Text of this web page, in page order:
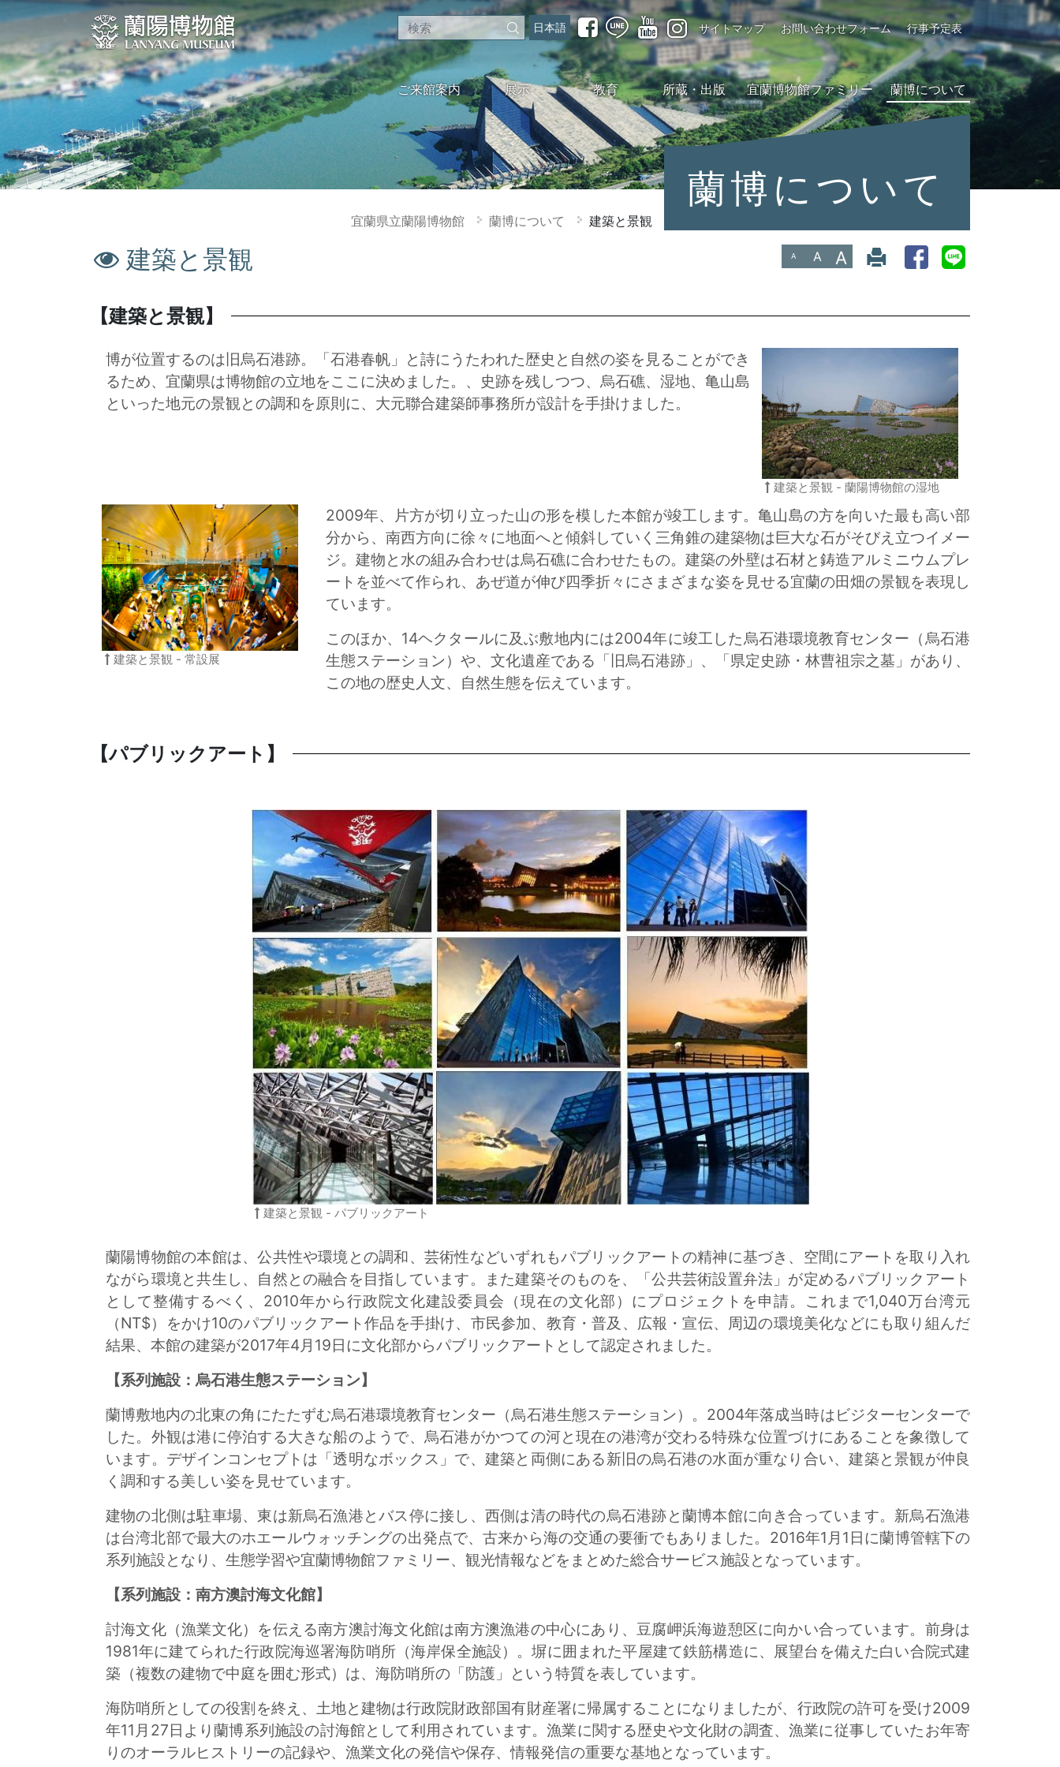
ト
ラ
ル
テ
ン
日本語 行事予定表
お問い合わせフォーム
サイトマップ
ご来館案内 展示 教育 所蔵・出版 宜蘭博物館ファミリー 蘭博について
蘭博について
宜蘭県立蘭陽博物館 蘭博について 建築と景観
建築と景観 A A A
【建築と景観】
博が位置するのは旧烏石港跡。「石港春帆」と詩にうたわれた歴史と自然の姿を見ることができ
るため、宜蘭県は博物館の立地をここに決めました。、史跡を残しつつ、烏石礁、湿地、亀山島
といった地元の景観との調和を原則に、大元聯合建築師事務所が設計を手掛けました。
建築と景観 - 蘭陽博物館の湿地
建築と景観 - 常設展
2009年、片方が切り立った山の形を模した本館が竣工します。亀山島の方を向いた最も高い部
分から、南西方向に徐々に地面へと傾斜していく三角錐の建築物は巨大な石がそびえ立つイメー
ジ。建物と水の組み合わせは烏石礁に合わせたもの。建築の外壁は石材と鋳造アルミニウムプレ
ートを並べて作られ、あぜ道が伸び四季折々にさまざまな姿を見せる宜蘭の田畑の景観を表現し
ています。
このほか、14ヘクタールに及ぶ敷地内には2004年に竣工した烏石港環境教育センター（烏石港
生態ステーション）や、文化遺産である「旧烏石港跡」、「県定史跡・林曹祖宗之墓」があり、
この地の歴史人文、自然生態を伝えています。
【パブリックアート】
建築と景観 - パブリックアート
蘭陽博物館の本館は、公共性や環境との調和、芸術性などいずれもパブリックアートの精神に基づき、空間にアートを取り入れ
ながら環境と共生し、自然との融合を目指しています。また建築そのものを、「公共芸術設置弁法」が定めるパブリックアート
として整備するべく、2010年から行政院文化建設委員会（現在の文化部）にプロジェクトを申請。これまで1,040万台湾元
（NT$）をかけ10のパブリックアート作品を手掛け、市民参加、教育・普及、広報・宣伝、周辺の環境美化などにも取り組んだ
結果、本館の建築が2017年4月19日に文化部からパブリックアートとして認定されました。
【系列施設：烏石港生態ステーション】
蘭博敷地内の北東の角にたたずむ烏石港環境教育センター（烏石港生態ステーション）。2004年落成当時はビジターセンターで
した。外観は港に停泊する大きな船のようで、烏石港がかつての河と現在の港湾が交わる特殊な位置づけにあることを象徴して
います。デザインコンセプトは「透明なボックス」で、建築と両側にある新旧の烏石港の水面が重なり合い、建築と景観が仲良
く調和する美しい姿を見せています。
建物の北側は駐車場、東は新烏石漁港とバス停に接し、西側は清の時代の烏石港跡と蘭博本館に向き合っています。新烏石漁港
は台湾北部で最大のホエールウォッチングの出発点で、古来から海の交通の要衝でもありました。2016年1月1日に蘭博管轄下の
系列施設となり、生態学習や宜蘭博物館ファミリー、観光情報などをまとめた総合サービス施設となっています。
【系列施設：南方澳討海文化館】
討海文化（漁業文化）を伝える南方澳討海文化館は南方澳漁港の中心にあり、豆腐岬浜海遊憩区に向かい合っています。前身は
1981年に建てられた行政院海巡署海防哨所（海岸保全施設）。塀に囲まれた平屋建て鉄筋構造に、展望台を備えた白い合院式建
築（複数の建物で中庭を囲む形式）は、海防哨所の「防護」という特質を表しています。
海防哨所としての役割を終え、土地と建物は行政院財政部国有財産署に帰属することになりましたが、行政院の許可を受け2009
年11月27日より蘭博系列施設の討海館として利用されています。漁業に関する歴史や文化財の調査、漁業に従事していたお年寄
りのオーラルヒストリーの記録や、漁業文化の発信や保存、情報発信の重要な基地となっています。